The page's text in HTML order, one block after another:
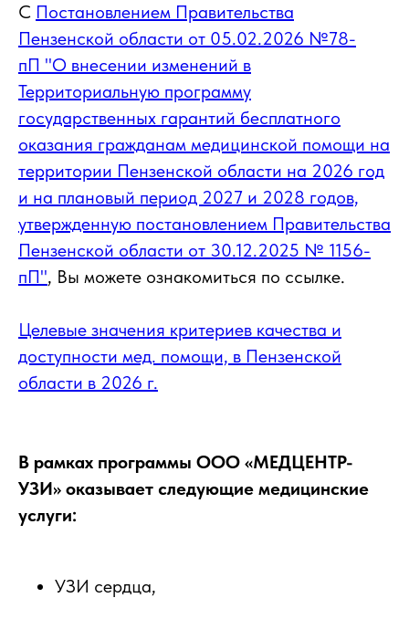
С Постановлением Правительства
Пензенской области от 05.02.2026 №78-
пП "О внесении изменений в
Территориальную программу
государственных гарантий бесплатного
оказания гражданам медицинской помощи на
территории Пензенской области на 2026 год
и на плановый период 2027 и 2028 годов,
утвержденную постановлением Правительства
Пензенской области от 30.12.2025 № 1156-
пП", Вы можете ознакомиться по ссылке.
Целевые значения критериев качества и
доступности мед. помощи, в Пензенской
области в 2026 г.
В рамках программы ООО «МЕДЦЕНТР-
УЗИ» оказывает следующие медицинские
услуги:
УЗИ сердца,